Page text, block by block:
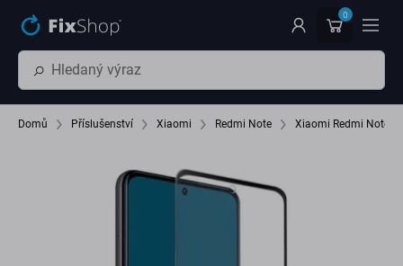
0
Domů Příslušenství Xiaomi Redmi Note Xiaomi Redmi Note